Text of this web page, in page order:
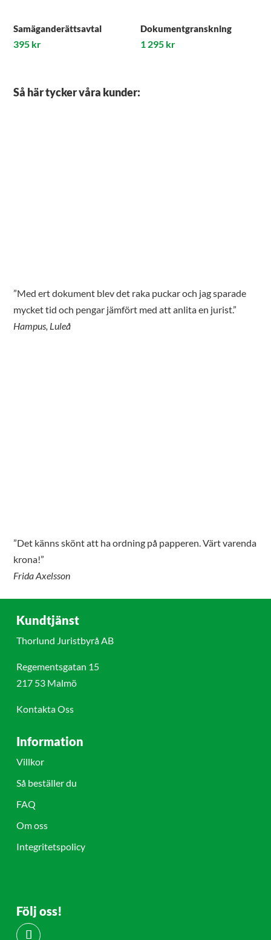
Samäganderättsavtal
395 kr
Dokumentgranskning
1 295 kr
Så här tycker våra kunder:
”Med ert dokument blev det raka puckar och jag sparade
mycket tid och pengar jämfört med att anlita en jurist.”
Hampus, Luleå
”Det känns skönt att ha ordning på papperen. Värt varenda
krona!”
Frida Axelsson
Kundtjänst
Thorlund Juristbyrå AB
Regementsgatan 15
217 53 Malmö
Kontakta Oss
Information
Villkor
Så beställer du
FAQ
Om oss
Integritetspolicy
Följ oss!